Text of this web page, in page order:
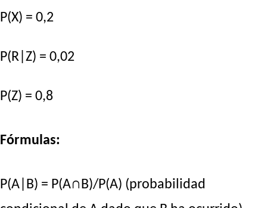
P(X) = 0,2
P(R|Z) = 0,02
P(Z) = 0,8
Fórmulas:
P(A|B) = P(A∩B)/P(A) (probabilidad